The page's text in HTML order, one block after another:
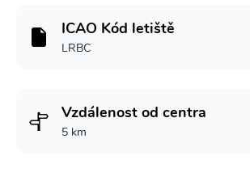
ICAO Kód letiště
LRBC
Vzdálenost od centra
5 km